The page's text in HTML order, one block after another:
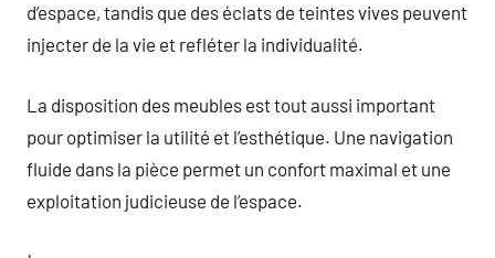
d’espace, tandis que des éclats de teintes vives peuvent
injecter de la vie et refléter la individualité.
La disposition des meubles est tout aussi important
pour optimiser la utilité et l’esthétique. Une navigation
fluide dans la pièce permet un confort maximal et une
exploitation judicieuse de l’espace.